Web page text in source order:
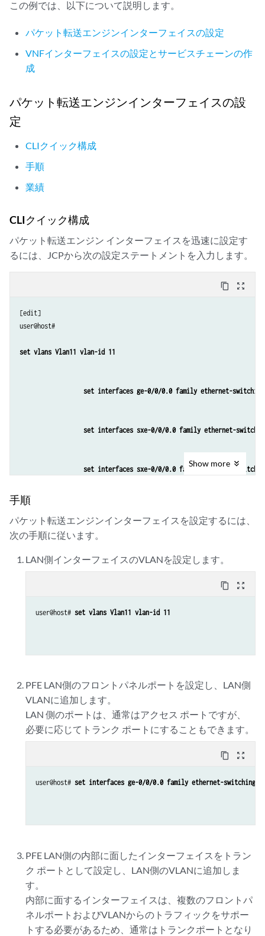
この例では、以下について説明します。
パケット転送エンジンインターフェイスの設定
VNFインターフェイスの設定とサービスチェーンの作
成
パケット転送エンジンインターフェイスの設
定
CLIクイック構成
手順
業績
CLIクイック構成
パケット転送エンジン インターフェイスを迅速に設定す
るには、JCPから次の設定ステートメントを入力します。
content_copy zoom_out_map
[edit]
user@host#
set vlans Vlan11 vlan-id 11
set interfaces ge-0/0/0.0 family ethernet-switching
set interfaces sxe-0/0/0.0 family ethernet-
set interfaces sxe-0/0/0.0 family ethernet-
set interfaces xe-0/0/13.0 family ethernet-
Show more
手順
パケット転送エンジンインターフェイスを設定するには、
次の手順に従います。
LAN側インターフェイスのVLANを設定します。
content_copy zoom_out_map
user@host# set vlans Vlan11 vlan-id 11
PFE LAN側のフロントパネルポートを設定し、LAN側
VLANに追加します。
LAN 側のポートは、通常はアクセス ポートですが、
必要に応じてトランク ポートにすることもできます。
content_copy zoom_out_map
user@host# set interfaces ge-0/0/0.0 family ethernet-switching
PFE LAN側の内部に面したインターフェイスをトラン
ク ポートとして設定し、LAN側のVLANに追加しま
す。
内部に面するインターフェイスは、複数のフロントパ
ネルポートおよびVLANからのトラフィックをサポー
トする必要があるため、通常はトランクポートとなり